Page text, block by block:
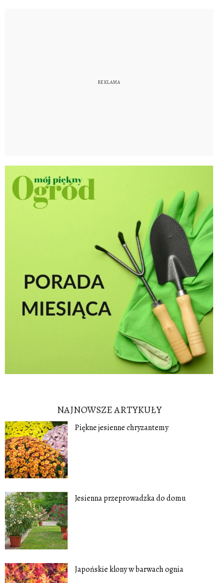
NAJNOWSZE ARTYKUŁY
Piękne jesienne chryzantemy
Jesienna przeprowadzka do domu
Japońskie klony w barwach ognia